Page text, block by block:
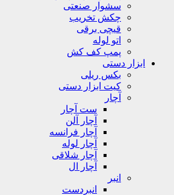
سشوار صنعتی
چکش تخریب
قیچی برقی
اتو لوله
پمپ کف کش
ابزار دستی
بکس ریلی
کیت ابزار دستی
آچار
ست آچار
آچار آلن
آچار فرانسه
آچار لوله
آچار شلاقی
آچار ال
انبر
انبردست